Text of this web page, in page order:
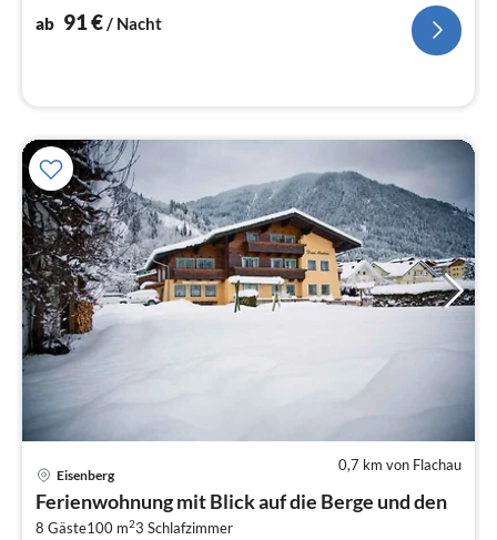
ab 91€ / Nacht
0,7 km von Flachau
Eisenberg
Ferienwohnung mit Blick auf die Berge und den
8 Gäste100 m23 Schlafzimmer